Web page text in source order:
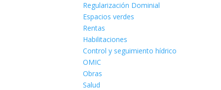
Regularización Dominial
Espacios verdes
Rentas
Habilitaciones
Control y seguimiento hídrico
OMIC
Obras
Salud